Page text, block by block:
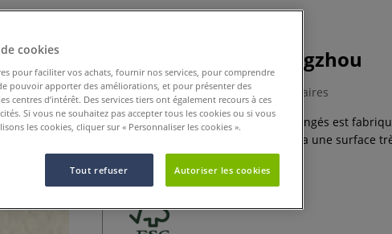
Papier chinois Hangzhou
0 Commentaires
Ce papier chinois aux 4 bords frangés est
d’un fort collage, il vous procurera une surface
Plus
cookies
pour faciliter vos achats, fournir nos services, pour comprendre
pouvoir apporter des améliorations, et pour présenter des
centres d’intérêt. Des services tiers ont également recours à ces
Si vous ne souhaitez pas accepter tous les cookies ou si vous
les cookies, cliquer sur « Personnaliser les cookies ».
Tout refuser Autoriser les cookies